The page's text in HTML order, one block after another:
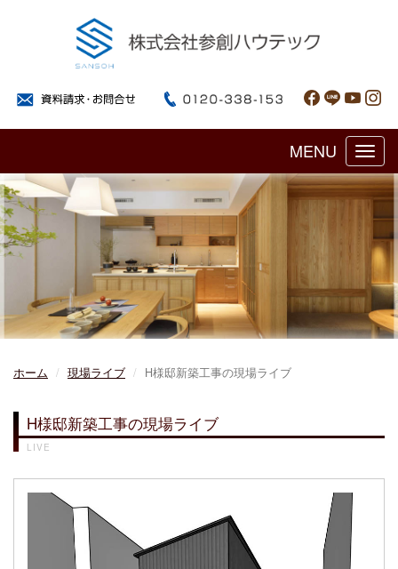
MENU
ホーム 現場ライブ H様邸新築工事の現場ライブ
H様邸新築工事の現場ライブ
LIVE